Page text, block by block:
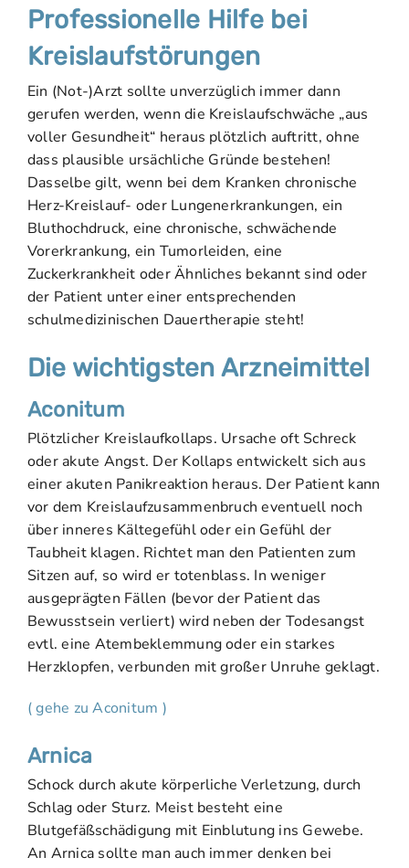
Professionelle Hilfe bei
Kreislaufstörungen
Ein (Not-)Arzt sollte unverzüglich immer dann
gerufen werden, wenn die Kreislaufschwäche „aus
voller Gesundheit“ heraus plötzlich auftritt, ohne
dass plausible ursächliche Gründe bestehen!
Dasselbe gilt, wenn bei dem Kranken chronische
Herz-Kreislauf- oder Lungenerkrankungen, ein
Bluthochdruck, eine chronische, schwächende
Vorerkrankung, ein Tumorleiden, eine
Zuckerkrankheit oder Ähnliches bekannt sind oder
der Patient unter einer entsprechenden
schulmedizinischen Dauertherapie steht!
Die wichtigsten Arzneimittel
Aconitum
Plötzlicher Kreislaufkollaps. Ursache oft Schreck
oder akute Angst. Der Kollaps entwickelt sich aus
einer akuten Panikreaktion heraus. Der Patient kann
vor dem Kreislaufzusammenbruch eventuell noch
über inneres Kältegefühl oder ein Gefühl der
Taubheit klagen. Richtet man den Patienten zum
Sitzen auf, so wird er totenblass. In weniger
ausgeprägten Fällen (bevor der Patient das
Bewusstsein verliert) wird neben der Todesangst
evtl. eine Atembeklemmung oder ein starkes
Herzklopfen, verbunden mit großer Unruhe geklagt.
( gehe zu Aconitum )
Arnica
Schock durch akute körperliche Verletzung, durch
Schlag oder Sturz. Meist besteht eine
Blutgefäßschädigung mit Einblutung ins Gewebe.
An Arnica sollte man auch immer denken bei